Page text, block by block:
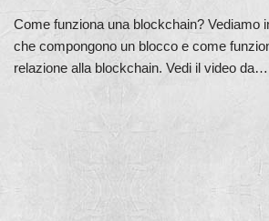
Come funziona una blockchain? Vediamo
che compongono un blocco e come
relazione alla blockchain. Vedi il video da…